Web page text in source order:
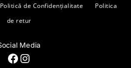
Media
Facebook
Instagram
Politică de Confidențialitate
Politica
de retur